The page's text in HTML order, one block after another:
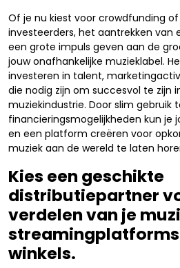
Of je nu kiest voor crowdfunding
investeerders, het aantrekken van
een grote impuls geven aan de
jouw onafhankelijke muzieklabel.
investeren in talent,
die nodig zijn om succesvol te zijn
muziekindustrie. Door slim gebruik
financieringsmogelijkheden kun je
en een platform creëren voor
muziek aan de wereld te laten
Kies een geschikte
distributiepartner
verdelen van je
winkels.